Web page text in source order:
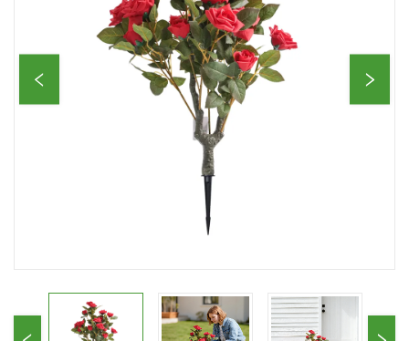
Télécharger